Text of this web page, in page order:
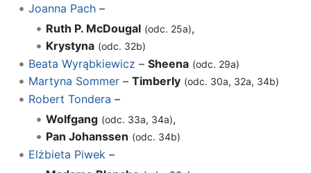
Joanna Pach–
Ruth P. McDougal (odc. 25a),
Krystyna (odc. 32b)
Beata Wyrąbkiewicz – Sheena (odc. 29a)
Martyna Sommer– Timberly (odc. 30a, 32a, 34b)
Robert Tondera –
Wolfgang (odc. 33a, 34a),
Pan Johanssen (odc. 34b)
Elżbieta Piwek–